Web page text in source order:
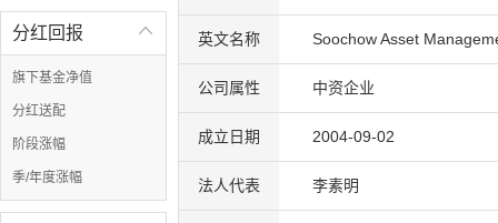

分红回报
旗下基金净值
分红送配
阶段涨幅
季/年度涨幅
英文名称 Soochow Asset
公司属性 中资企业
成立日期 2004-09-02
法人代表 李素明